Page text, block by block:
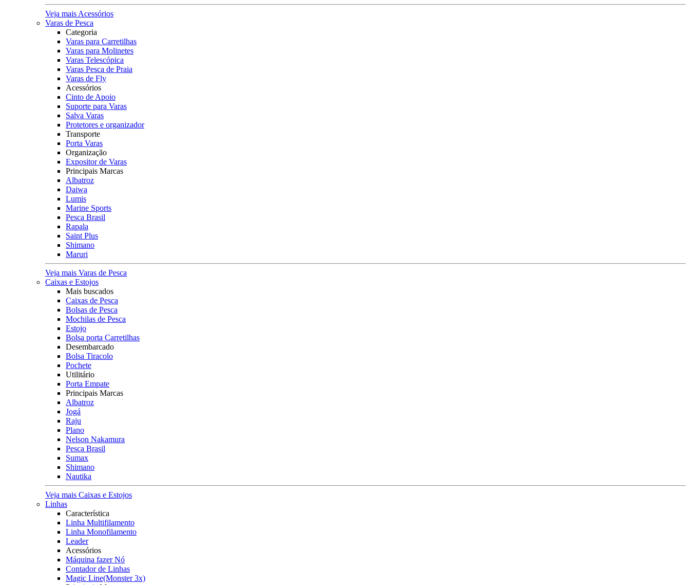
Veja mais Acessórios
Varas de Pesca
Categoria
Varas para Carretilhas
Varas para Molinetes
Varas Telescópica
Varas Pesca de Praia
Varas de Fly
Acessórios
Cinto de Apoio
Suporte para Varas
Salva Varas
Protetores e organizador
Transporte
Porta Varas
Organização
Expositor de Varas
Principais Marcas
Albatroz
Daiwa
Lumis
Marine Sports
Pesca Brasil
Rapala
Saint Plus
Shimano
Maruri
Veja mais Varas de Pesca
Caixas e Estojos
Mais buscados
Caixas de Pesca
Bolsas de Pesca
Mochilas de Pesca
Estojo
Bolsa porta Carretilhas
Desembarcado
Bolsa Tiracolo
Pochete
Utilitário
Porta Empate
Principais Marcas
Albatroz
Jogá
Raju
Plano
Nelson Nakamura
Pesca Brasil
Sumax
Shimano
Nautika
Veja mais Caixas e Estojos
Linhas
Característica
Linha Multifilamento
Linha Monofilamento
Leader
Acessórios
Máquina fazer Nó
Contador de Linhas
Magic Line(Monster 3x)